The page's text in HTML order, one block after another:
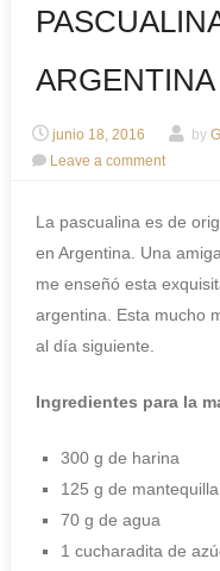
ARGENTINA
junio 18, 2016 by
Leave a comment
La pascualina es de
en Argentina. Una
me enseñó esta
argentina. Esta mucho
al día siguiente.
Ingredientes para la
300 g de harina
125 g de mantequilla
70 g de agua
1 cucharadita de